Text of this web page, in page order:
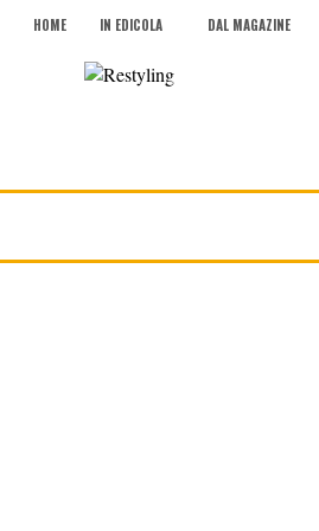
HOME IN EDICOLA DAL MAGAZINE